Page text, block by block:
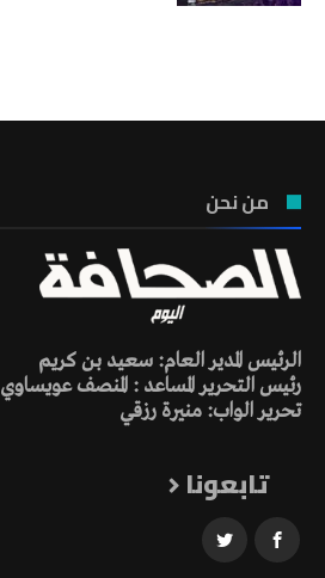
من نحن
الرئيس المدير العام: سعيد بن كريم
رئيس التحرير المساعد : المنصف عويساوي
تحرير الواب: منيرة رزقي
تابعونا